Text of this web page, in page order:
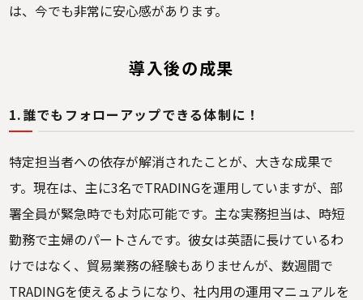
は、今でも非常に安心感があります。
導入後の成果
1.誰でもフォローアップできる体制に！
特定担当者への依存が解消されたことが、大きな成果で
す。現在は、主に3名でTRADINGを運用していますが、部
署全員が緊急時でも対応可能です。主な実務担当は、時短
勤務で主婦のパートさんです。彼女は英語に長けているわ
けではなく、貿易業務の経験もありませんが、数週間で
TRADINGを使えるようになり、社内用の運用マニュアルを